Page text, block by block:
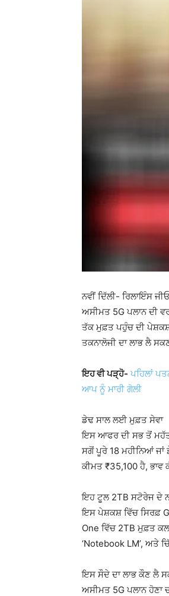
ਨਵੀਂ ਦਿੱਲੀ- ਰਿਲਾਇੰਸ
ਅਸੀਮਤ 5G ਪਲਾਨ ਦੀ
ਤੱਕ ਮੁਫ਼ਤ ਪਹੁੰਚ ਦੀ
ਤਕਨਾਲੋਜੀ ਦਾ ਲਾਭ ਲੈ
ਇਹ ਵੀ ਪੜ੍ਹੋ- ਪਹਿਲਾਂ
ਆਪ ਨੂੰ ਮਾਰੀ ਗੋਲੀ
ਡੇਢ ਸਾਲ ਲਈ ਮੁਫ਼ਤ ਸੇਵਾ
ਇਸ ਆਫਰ ਦੀ ਸਭ ਤੋਂ
ਸਗੋਂ ਪੂਰੇ 18 ਮਹੀਨਿਆਂ ਜਾਂ
ਕੀਮਤ ₹35,100 ਹੈ, ਭਾਵ
ਇਹ ਟੂਲ 2TB ਸਟੋਰੇਜ ਦੇ
ਇਸ ਪੇਸ਼ਕਸ਼ ਵਿੱਚ ਸਿਰਫ਼
One ਵਿੱਚ 2TB ਮੁਫ਼ਤ
‘Notebook LM’, ਅਤੇ
ਇਸ ਸੌਦੇ ਦਾ ਲਾਭ ਕੌਣ ਲੈ
ਅਸੀਮਤ 5G ਪਲਾਨ ਹੋਣਾ